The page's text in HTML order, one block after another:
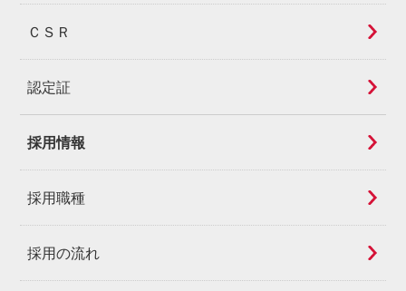
ＣＳＲ
認定証
採用情報
採用職種
採用の流れ